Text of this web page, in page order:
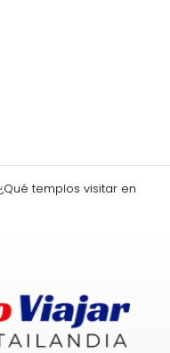
templos visitar en